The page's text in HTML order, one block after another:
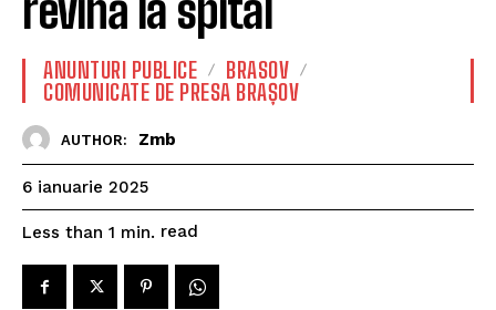
revină la spital
ANUNTURI PUBLICE
BRASOV
COMUNICATE DE PRESA BRAȘOV
AUTHOR: Zmb
6 ianuarie 2025
Less than 1 min. read